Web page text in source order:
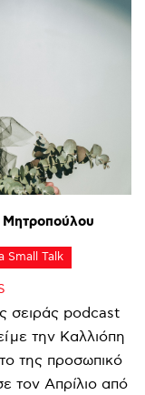
Μητροπούλου
Small Talk
σειράς podcast
με την Καλλιόπη
της προσωπικό
τον Απρίλιο από